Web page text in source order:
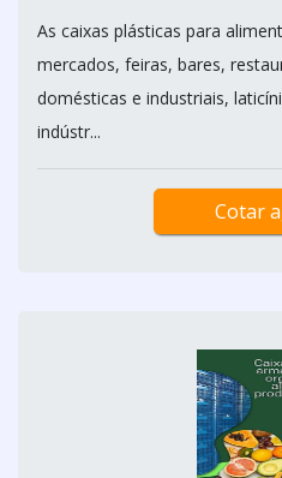
As caixas plásticas para
mercados, feiras, bares,
domésticas e industriais,
indústr...
Cotar